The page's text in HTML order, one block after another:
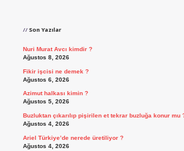
Son Yazılar
Nuri Murat Avcı kimdir ?
Ağustos 8, 2026
Fikir işcisi ne demek ?
Ağustos 6, 2026
Azimut halkası kimin ?
Ağustos 5, 2026
Buzluktan çıkarılıp pişirilen et tekrar buzluğa konur mu
Ağustos 4, 2026
Ariel Türkiye’de nerede üretiliyor ?
Ağustos 4, 2026